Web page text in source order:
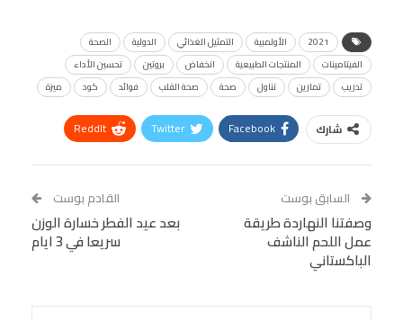
2021 الأولمبية التمثيل الغذائي الدولية
الصحة
الفيتامينات
المنتجات الطبيعية انخفاض بروتين
تحسين الأداء
تدريب
تمارين تناول صحة صحة القلب فوائد كود ميزة
شارك Facebook
Twitter
ReddIt
Tumblr
البريد الإلكتروني
StumbleUpon
VK
Digg
LINE
Viber
السابق بوست
وصفتنا النهاردة طريقة
عمل اللحم الناشف
الباكستاني
القادم بوست
بعد عيد الفطر خسارة الوزن
سريعا في 3 ايام